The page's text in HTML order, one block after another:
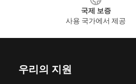
국제 보증
사용 국가에서 제공
우리의 지원